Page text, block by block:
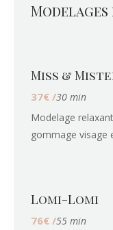
Miss &
37€ /30 min
Modelage
gommage visage
Lomi-Lomi
76€ /55 min